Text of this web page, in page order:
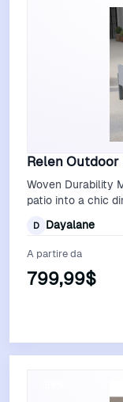
Relen Outdoor
Woven Durability
patio into a chic
D Dayalane
A partire da
799,99$